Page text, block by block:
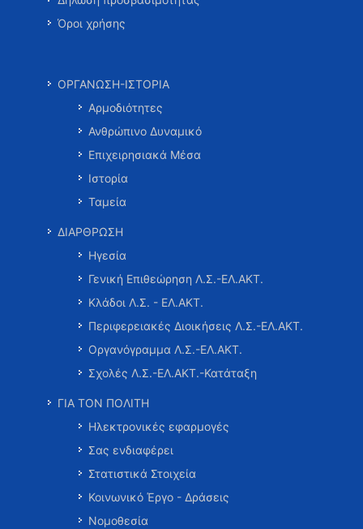
Όροι χρήσης
ΟΡΓΑΝΩΣΗ-ΙΣΤΟΡΙΑ
Αρμοδιότητες
Ανθρώπινο Δυναμικό
Επιχειρησιακά Μέσα
Ιστορία
Ταμεία
ΔΙΑΡΘΡΩΣΗ
Ηγεσία
Γενική Επιθεώρηση Λ.Σ.-ΕΛ.ΑΚΤ.
Κλάδοι Λ.Σ. - ΕΛ.ΑΚΤ.
Περιφερειακές Διοικήσεις Λ.Σ.-ΕΛ.ΑΚΤ.
Οργανόγραμμα Λ.Σ.-ΕΛ.ΑΚΤ.
Σχολές Λ.Σ.-ΕΛ.ΑΚΤ.-Κατάταξη
ΓΙΑ ΤΟΝ ΠΟΛΙΤΗ
Ηλεκτρονικές εφαρμογές
Σας ενδιαφέρει
Στατιστικά Στοιχεία
Κοινωνικό Έργο - Δράσεις
Νομοθεσία